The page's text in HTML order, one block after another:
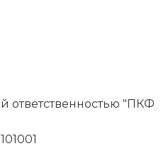
ответственностью "ПКФ